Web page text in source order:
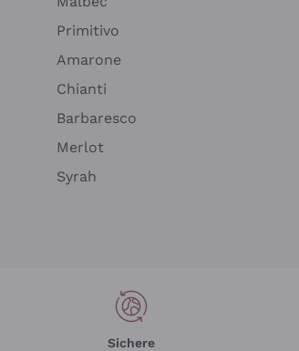
Primitivo
Amarone
Chianti
Barbaresco
Merlot
Syrah
Sichere